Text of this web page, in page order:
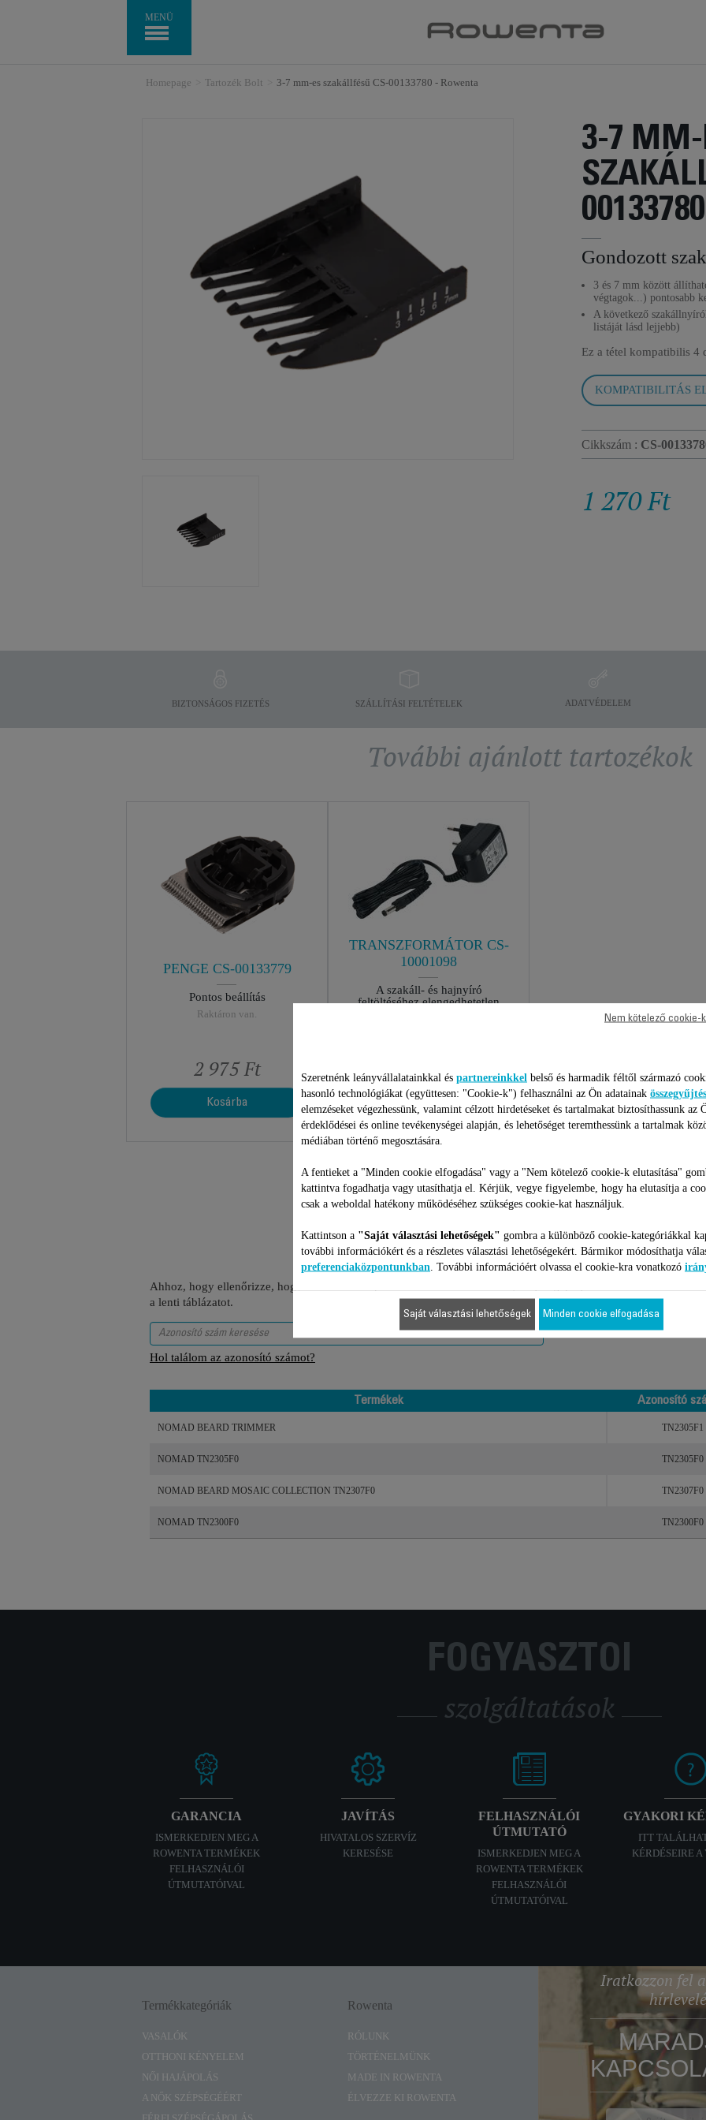
MENÜ
Homepage Tartozék Bolt 3-7 mm-es szakállfésű CS-00133780 - Rowenta
3-7 MM-
00133780
Gondozott
3 és 7 mm között
végtagok...) pontosabb
A következő
listáját lásd lejjebb)
Ez a tétel kompatibilis 4
KOMPATIBILITÁS
Cikkszám : CS-
1 270 Ft
BIZTONSÁGOS FIZETÉS SZÁLLÍTÁSI FELTÉTELEK ADATVÉDELEM
További ajánlott tartozékok
PENGE CS-00133779
Pontos beállítás
Raktáron van.
2 975 Ft
Kosárba
TRANSZFORMÁTOR CS-
10001098
A szakáll- és hajnyíró
feltöltéséhez elengedhetetlen
4 250 Ft
Kosárba
4 Termékekhez
Ahhoz, hogy ellenőrizze, hogy ez a tétel kompatibilis az Ön készülékével, kérjük gépelje be a termék azonosító
a lenti táblázatot.
Hol találom az azonosító számot?
Termékek Azonosító
NOMAD BEARD TRIMMER TN2305F1
NOMAD TN2305F0 TN2305F0
NOMAD BEARD MOSAIC COLLECTION TN2307F0 TN2307F0
NOMAD TN2300F0 TN2300F0
FOGYASZTÓI
szolgáltatások
GARANCIA
ISMERKEDJEN MEG A
ROWENTA TERMÉKEK
FELHASZNÁLÓI
ÚTMUTATÓIVAL
JAVÍTÁS
HIVATALOS SZERVÍZ
KERESÉSE
FELHASZNÁLÓI
ÚTMUTATÓ
ISMERKEDJEN MEG A
ROWENTA TERMÉKEK
FELHASZNÁLÓI
ÚTMUTATÓIVAL
GYAKORI
ITT
KÉRDÉSEIRE
Termékkategóriák
VASALÓK
OTTHONI KÉNYELEM
NŐI HAJÁPOLÁS
A NŐK SZÉPSÉGÉÉRT
Rowenta
RÓLUNK
TÖRTÉNELMÜNK
MADE IN ROWENTA
ÉLVEZZE KI ROWENTA
Iratkozzon fel
Szeretnénk leányvállalatainkkal és partnereinkkel belső és harmadik féltől származó
hasonló technológiákat (együttesen: "Cookie-k") felhasználni az Ön adatainak
elemzéseket végezhessünk, valamint célzott hirdetéseket és tartalmakat biztosíthassunk az
érdeklődései és online tevékenységei alapján, és lehetőséget teremthessünk a tartalmak
médiában történő megosztására.
A fentieket a "Minden cookie elfogadása" vagy a "Nem kötelező cookie-k elutasítása"
kattintva fogadhatja vagy utasíthatja el. Kérjük, vegye figyelembe, hogy ha elutasítja a
csak a weboldal hatékony működéséhez szükséges cookie-kat használjuk.
Kattintson a "Saját választási lehetőségek" gombra a különböző cookie-kategóriákkal
további információkért és a részletes választási lehetőségekért. Bármikor módosíthatja
preferenciaközpontunkban . További információért olvassa el cookie-kra vonatkozó
Nem kötelező cookie-
Saját választási lehetőségek Minden cookie elfogadása